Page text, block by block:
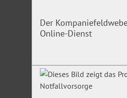
Der
Online-Dienst